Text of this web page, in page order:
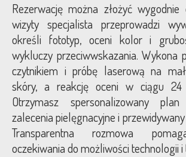
Rezerwację można złożyć wygodnie
wizyty specjalista przeprowadzi
określi fototyp, oceni kolor i
wykluczy przeciwwskazania. Wykona
czytnikiem i próbę laserową na
skóry, a reakcję oceni w ciągu
Otrzymasz spersonalizowany
zalecenia pielęgnacyjne i
Transparentna rozmowa
oczekiwania do możliwości technologii i